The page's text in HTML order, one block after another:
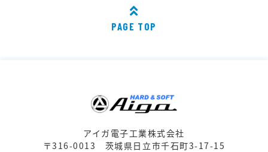
PAGE TOP
アイガ電子工業株式会社
〒316-0013 茨城県日立市千石町3-17-15